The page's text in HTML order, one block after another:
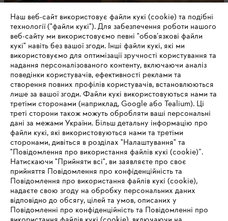
Паливно-мастильні матеріали
Захисний одяг, взуття та аксесуари
Отримуйте останні новини світу STIHL
першими! Підписуйтесь на розсилку новин
Наш веб-сайт використовує файли кукі (cookie) та подібні
технології ("файли кукі"). Для забезпечення роботи нашого
веб-сайту ми використовуємо певні "обов’язкові файли
кукі" навіть без вашої згоди. Інші файли кукі, які ми
використовуємо для оптимізації зручності користування та
надання персоналізованого контенту, включаючи аналіз
поведінки користувачів, ефективності реклами та
створення повних профілів користувачів, встановлюються
лише за вашої згоди. Файли кукі використовуються нами та
третіми сторонами (наприклад, Google або Tealium). Ці
треті сторони також можуть обробляти ваші персональні
дані за межами України. Більш детальну інформацію про
файли кукі, які використовуються нами та третіми
сторонами, дивіться в розділах "Налаштування" та
"Повідомлення про використання файлів кукі (cookie)”.
Натискаючи "Прийняти всі", ви заявляєте про своє
прийняття Повідомлення про конфіденційність та
Повідомлення про використання файлів кукі (cookie),
надаєте свою згоду на обробку персональних даних
відповідно до обсягу, цілей та умов, описаних у
Повідомленні про конфіденційність та Повідомленні про